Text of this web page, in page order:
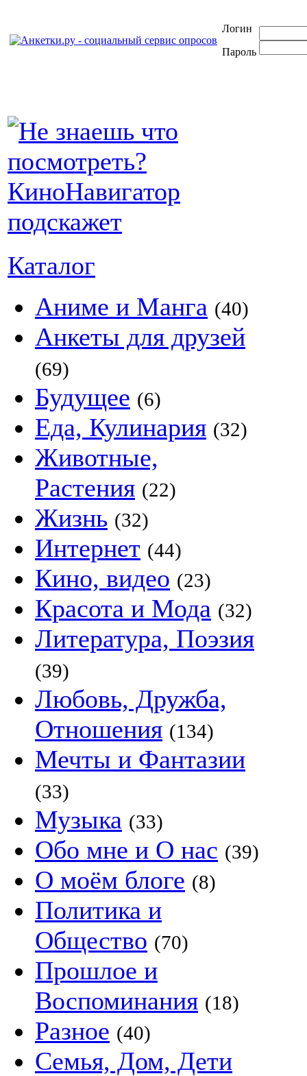
Логин
Пароль
Каталог
Аниме и Манга (40)
Анкеты для друзей
(69)
Будущее (6)
Еда, Кулинария (32)
Животные,
Растения (22)
Жизнь (32)
Интернет (44)
Кино, видео (23)
Красота и Мода (32)
Литература, Поэзия
(39)
Любовь, Дружба,
Отношения (134)
Мечты и Фантазии
(33)
Музыка (33)
Обо мне и О нас (39)
О моём блоге (8)
Политика и
Общество (70)
Прошлое и
Воспоминания (18)
Разное (40)
Семья, Дом, Дети